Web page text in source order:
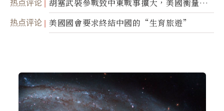
热点评论
胡塞武裝參戰致中東戰事擴大，美國衡量地
面入侵的可能性
热点评论 美國國會要求終結中國的“生育旅遊”